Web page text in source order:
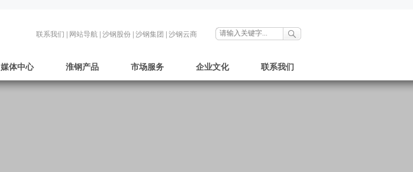
联系我们 网站导航 沙钢股份 沙钢集团 沙钢云商
媒体中心 淮钢产品 市场服务 企业文化 联系我们